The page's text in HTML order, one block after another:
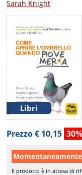
Sarah Knight
Libri
Prezzo € 10,15 30%
Il prodotto è in attesa di